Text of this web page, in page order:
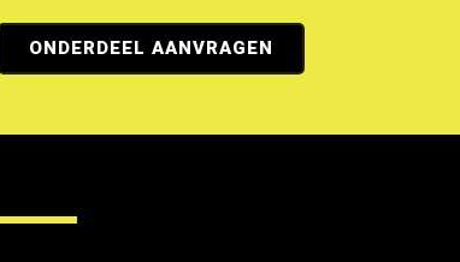
ONDERDEEL AANVRAGEN